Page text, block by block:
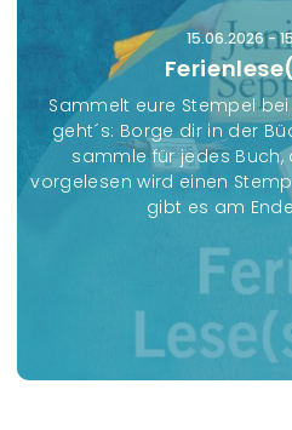
s
t
u
15.06.2026-
Sammelt eure Stempel
geht´s: Borge dir in der
sammle für jedes
vorgelesen wird einen
gibt es am